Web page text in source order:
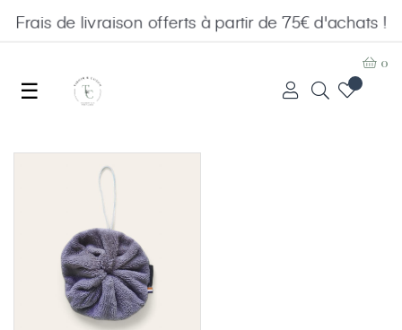
Frais de livraison offerts à partir de 75€ d'achats !
Basculer
la
navigation
☰
0